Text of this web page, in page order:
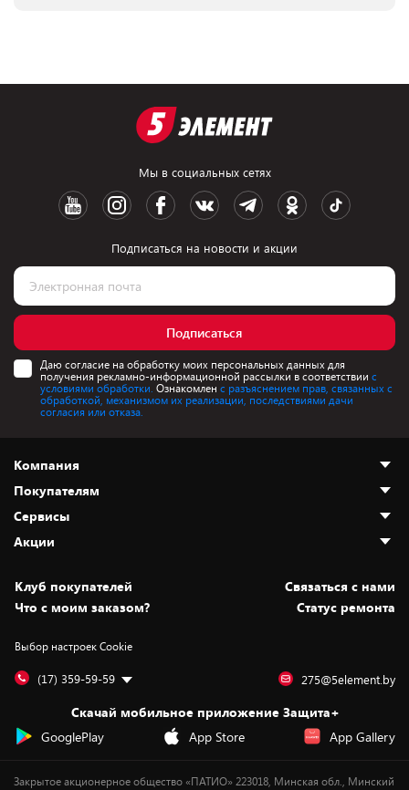
Мы в социальных сетях
Подписаться на новости и акции
Подписаться
Даю согласие на обработку моих персональных данных для
получения рекламно-информационной рассылки в соответствии с
условиями обработки. Ознакомлен с разъяснением прав, связанных с
обработкой, механизмом их реализации, последствиями дачи
согласия или отказа.
Компания
О нас
Адреса магазинов
Новости
Статьи и обзоры
Вакансии
Дай пять добру!
Покупателям
Как сделать заказ
Оплата и доставка
Безналичный расчёт
Обмен и возврат товара
Обработка персональных данных
Подарочные карты
Сервисы
Установка техники
Для игровых консолей
Для мобильных устройств
Для компьютеров
Сервисные центры
Акции
Скидки и промокоды
Белорусские товары
Бонусы
Оплата частями
Новинки
Клуб покупателей
Cвязаться с нами
Что с моим заказом?
Статус ремонта
Выбор настроек Cookie
(17) 359-59-59 275@5element.by
Скачай мобильное приложение Защита+
GooglePlay
App Store App Gallery
Закрытое акционерное общество «ПАТИО» 223018, Минская обл., Минский